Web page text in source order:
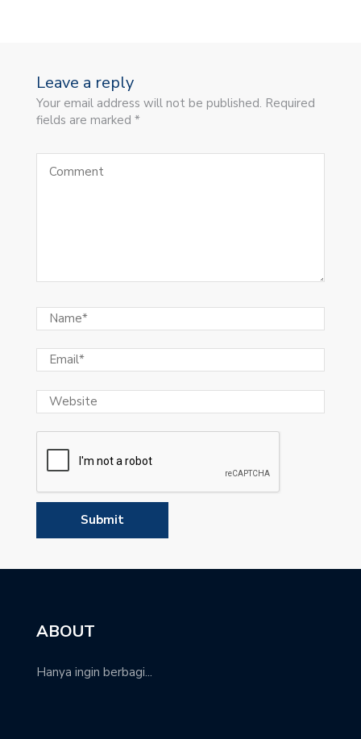
Leave a reply
Your email address will not be published. Required
fields are marked *
ABOUT
Hanya ingin berbagi...